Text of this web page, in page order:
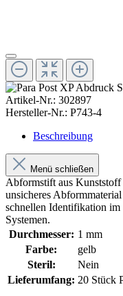
Artikel-Nr.: 302897
Hersteller-Nr.: P743-4
Beschreibung
Menü schließen
Abformstift aus Kunststoff
unsicheres
schnellen Identifikation
Systemen.
Durchmesser: 1 mm
Farbe:
gelb
Steril:
Nein
Lieferumfang: 20 Stück